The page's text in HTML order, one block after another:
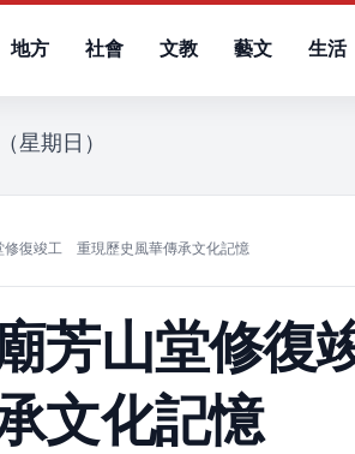
地方 社會 文教 藝文 生活
星期日）
修復竣工 重現歷史風華傳承文化記憶
芳山堂修
文化記憶